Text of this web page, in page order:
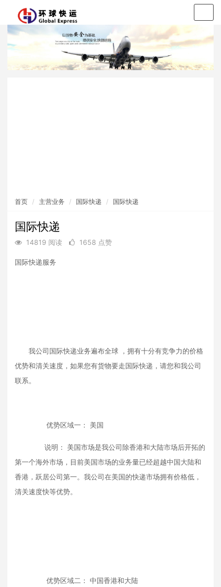
首页 主营业务 国际快递 国际快递
国际快递
14819 阅读 1658 点赞
国际快递服务
我公司国际快递业务遍布全球 ，拥有十分有竞争力的价格
优势和清关速度，如果您有货物要走国际快递，请您和我公司
联系。
优势区域一： 美国
说明： 美国市场是我公司除香港和大陆市场后开拓的
第一个海外市场，目前美国市场的业务量已经超越中国大陆和
香港，跃居公司第一。我公司在美国的快递市场拥有价格低，
清关速度快等优势。
优势区域二： 中国香港和大陆